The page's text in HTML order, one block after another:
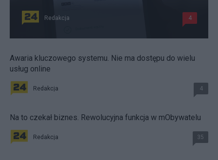
Redakcja 4
Awaria kluczowego systemu. Nie ma dostępu do wielu
usług online
Redakcja 4
Na to czekał biznes. Rewolucyjna funkcja w mObywatelu
Redakcja 35